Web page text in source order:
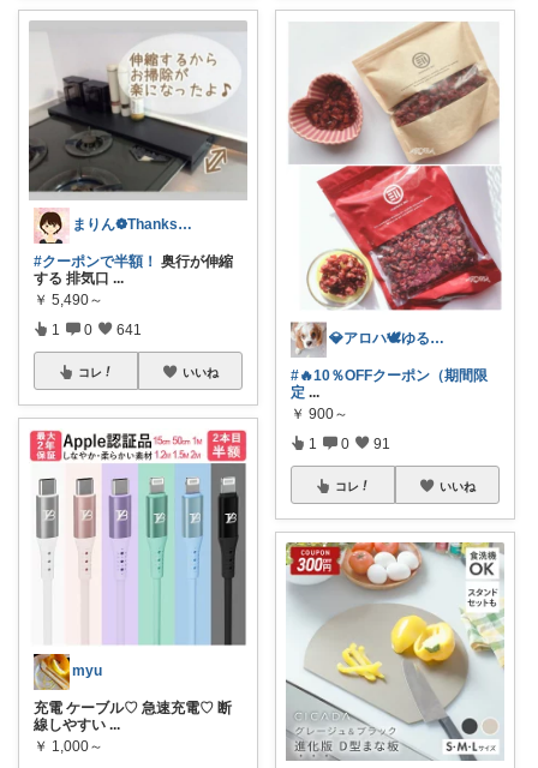
まりん❁Thanks a lot‪ ❤︎
#クーポンで半額！ 奥行が伸縮
する 排気口 ...
￥ 5,490～
1 0 641
コレ いいね
myu
充電 ケーブル♡ 急速充電♡ 断
線しやすい ...
￥ 1,000～
💎アロハ🕊️ゆる無添加🔥身体に優し
#🔥10％OFFクーポン（期間限
定 ...
￥ 900～
1 0 91
コレ いいね